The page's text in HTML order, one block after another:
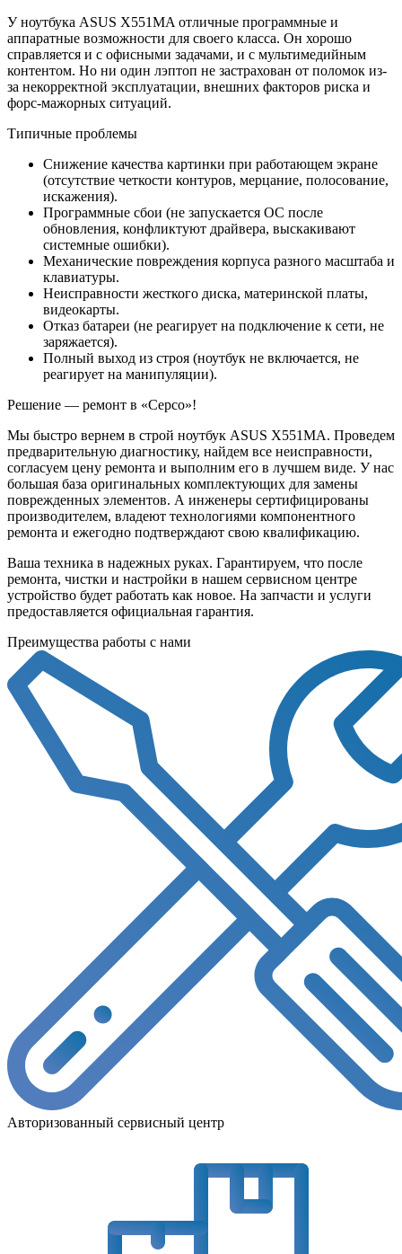
У ноутбука ASUS X551MA отличные программные и
аппаратные возможности для своего класса. Он хорошо
справляется и с офисными задачами, и с мультимедийным
контентом. Но ни один лэптоп не застрахован от поломок из-
за некорректной эксплуатации, внешних факторов риска и
форс-мажорных ситуаций.
Типичные проблемы
Снижение качества картинки при работающем экране
(отсутствие четкости контуров, мерцание, полосование,
искажения).
Программные сбои (не запускается ОС после
обновления, конфликтуют драйвера, выскакивают
системные ошибки).
Механические повреждения корпуса разного масштаба и
клавиатуры.
Неисправности жесткого диска, материнской платы,
видеокарты.
Отказ батареи (не реагирует на подключение к сети, не
заряжается).
Полный выход из строя (ноутбук не включается, не
реагирует на манипуляции).
Решение — ремонт в «Серсо»!
Мы быстро вернем в строй ноутбук ASUS X551MA. Проведем
предварительную диагностику, найдем все неисправности,
согласуем цену ремонта и выполним его в лучшем виде. У нас
большая база оригинальных комплектующих для замены
поврежденных элементов. А инженеры сертифицированы
производителем, владеют технологиями компонентного
ремонта и ежегодно подтверждают свою квалификацию.
Ваша техника в надежных руках. Гарантируем, что после
ремонта, чистки и настройки в нашем сервисном центре
устройство будет работать как новое. На запчасти и услуги
предоставляется официальная гарантия.
Преимущества работы с нами
Авторизованный сервисный центр